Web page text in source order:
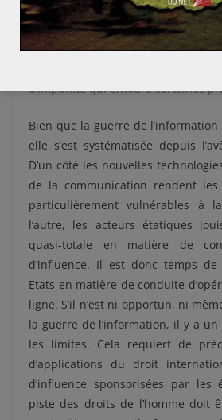
législatif international en ce qui
malveillant d’internet par des
effet,si le DSA permettrait de
d’impunité qui entoure certaines
Bien que la guerre de
elle s’est systématisée depuis
D’un côté les nouvelles
de la communication rendent les
particulièrement vulnérables à
l’autre, les acteurs étatiques
quasi-totale en matière de
d’influence. Il est donc temps de
Etats en matière de conduite
ligne. S’il n’est ni opportun, ni
la guerre de l’information, il y a un
les limites. Cela requiert de
d’applications du droit
d’influence sponsorisées par les
piste des droits de l’homme doit